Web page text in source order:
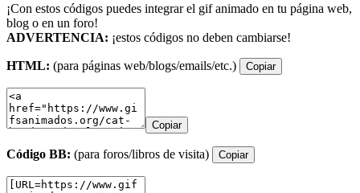
¡Con estos códigos puedes integrar el gif animado en tu página web,
blog o en un foro!
ADVERTENCIA: ¡estos códigos no deben cambiarse!
HTML: (para páginas web/blogs/emails/etc.) Copiar
Copiar
Código BB: (para foros/libros de visita) Copiar